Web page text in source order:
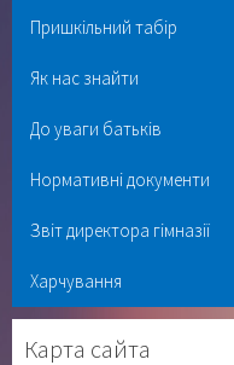
Пришкільний табір
Як нас знайти
До уваги батьків
Нормативні документи
Звіт директора гімназії
Харчування
Карта сайта